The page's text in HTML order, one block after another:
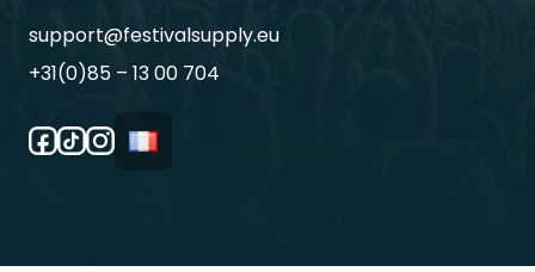
support@festivalsupply.eu
+31(0)85 – 13 00 704